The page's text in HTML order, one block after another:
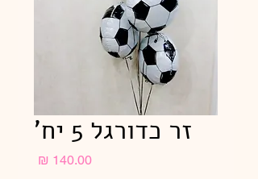
זר כדורגל 5 יח'